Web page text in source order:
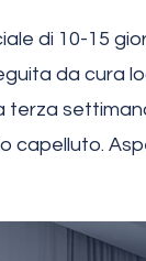
di 10-15
da cura
terza
capelluto.